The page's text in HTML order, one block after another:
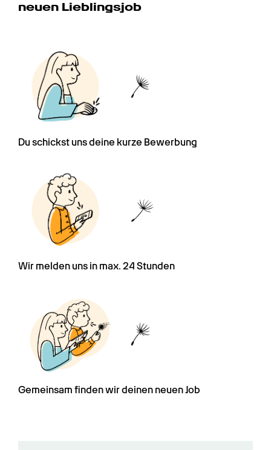
neuen Lieblingsjob
Du schickst uns deine kurze Bewerbung
Wir melden uns in max. 24 Stunden
Gemeinsam finden wir deinen neuen Job